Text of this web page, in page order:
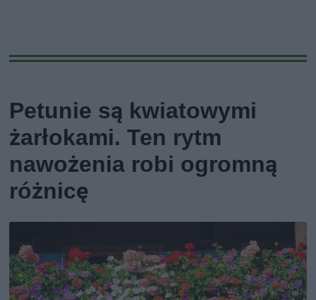
Petunie są kwiatowymi
żarłokami. Ten rytm
nawożenia robi ogromną
różnicę